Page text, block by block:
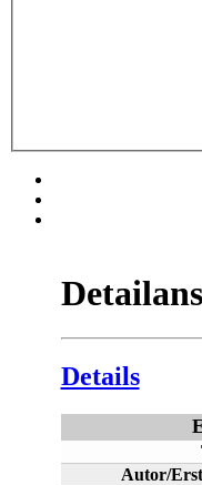
Details
Autor/